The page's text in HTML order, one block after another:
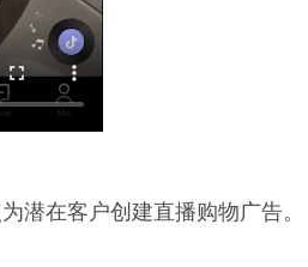
潜在客户创建直播购物广告。